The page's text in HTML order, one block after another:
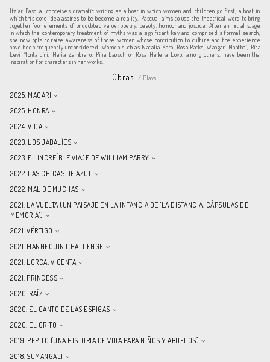
Itziar Pascual conceives dramatic writing as a boat in which women and children go first; a boat in
which this core idea aspires to be become a reality. Pascual aims to use the theatrical word to bring
together four elements of undoubted value: poetry, beauty, humour and justice. After an initial stage
in which the contemporary treatment of myths was a significant key and comprised a formal search,
she now opts to raise awareness of those women whose contribution to culture and the experience
have been frequently unconsidered. Women such as Natalia Karp, Rosa Parks, Wangari Maathai, Rita
Levi Montalcini, María Zambrano, Pina Bausch or Rosa Helena Lovo, among others, have been the
inspiration for characters in her works.
Obras. / Plays.
2025. MAGARI
2025. HONRA
2024. VIDA
2023. LOS JABALÍES
2023. EL INCREÍBLE VIAJE DE WILLIAM PARRY
2022. LAS CHICAS DE AZUL
2022. MAL DE MUCHAS
2021. LA VUELTA (UN PAISAJE EN LA INFANCIA DE "LA DISTANCIA. CÁPSULAS DE
MEMORIA")
2021. VÉRTIGO
2021. MANNEQUIN CHALLENGE
2021. LORCA, VICENTA
2021. PRINCESS
2020. RAÍZ
2020. EL CANTO DE LAS ESPIGAS
2020. EL GRITO
2019. PEPITO (UNA HISTORIA DE VIDA PARA NIÑOS Y ABUELOS)
2018. SUMANGALI